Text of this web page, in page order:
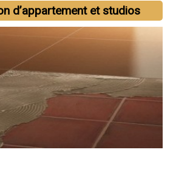
d’appartement et studios